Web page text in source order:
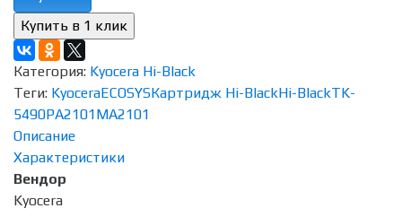
Категория: Kyocera Hi-Black
Теги: KyoceraECOSYSКартридж Hi-BlackHi-BlackTK-
5490PA2101MA2101
Описание
Характеристики
Вендор
Kyocera